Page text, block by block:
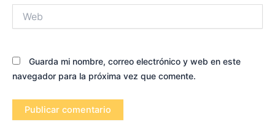
Guarda mi nombre, correo electrónico y web en este
navegador para la próxima vez que comente.